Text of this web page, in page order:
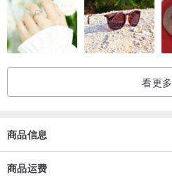
自然光拍摄实物超美
支持鉴定📖
女人本身就是一块好料子
全在如何妆点成最适合的样子
宝石的摆渡人。享受摆渡的过程看更多
商品信息
商品运费